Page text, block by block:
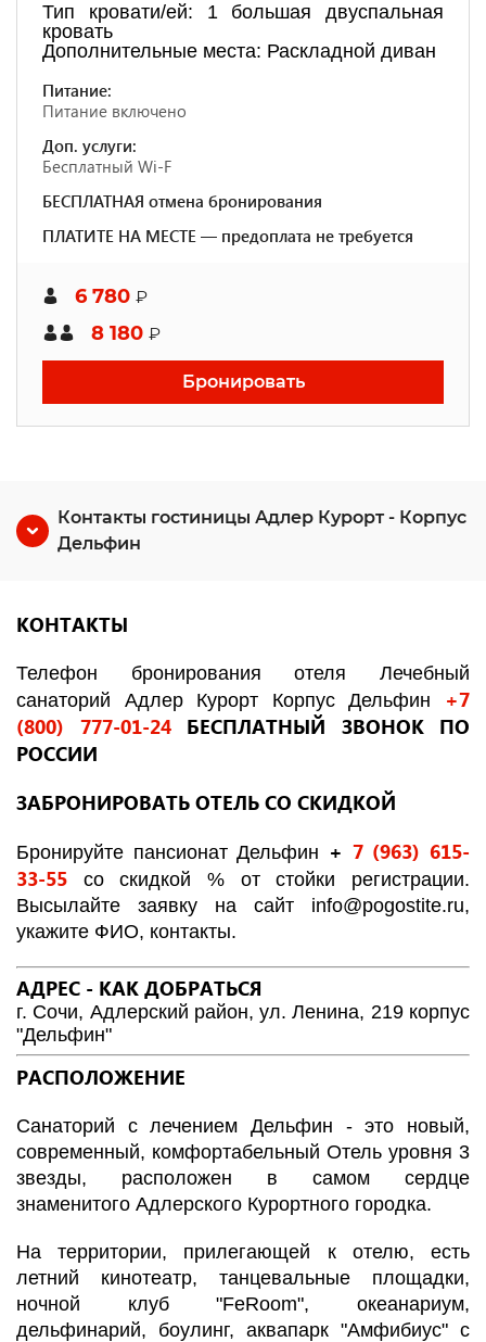
Тип кровати/ей: 1 большая двуспальная
кровать
Дополнительные места: Раскладной диван
Питание:
Питание включено
Доп. услуги:
Бесплатный Wi-F
БЕСПЛАТНАЯ отмена бронирования
ПЛАТИТЕ НА МЕСТЕ — предоплата не требуется
6 780 ₽
8 180 ₽
Бронировать
Контакты гостиницы Адлер Курорт - Корпус
Дельфин
КОНТАКТЫ
Телефон бронирования отеля Лечебный
санаторий Адлер Курорт Корпус Дельфин +7
(800) 777-01-24БЕСПЛАТНЫЙ ЗВОНОК ПО
РОССИИ
ЗАБРОНИРОВАТЬ ОТЕЛЬ СО СКИДКОЙ
Бронируйте пансионат Дельфин + 7 (963) 615-
33-55 со скидкой % от стойки регистрации.
Высылайте заявку на сайт info@pogostite.ru,
укажите ФИО, контакты.
АДРЕС - КАК ДОБРАТЬСЯ
г. Сочи, Адлерский район, ул. Ленина, 219 корпус
"Дельфин"
РАСПОЛОЖЕНИЕ
Санаторий с лечением Дельфин - это новый,
современный, комфортабельный Отель уровня 3
звезды, расположен в самом сердце
знаменитого Адлерского Курортного городка.
На территории, прилегающей к отелю, есть
летний кинотеатр, танцевальные площадки,
ночной клуб "FeRoom", океанариум,
дельфинарий, боулинг, аквапарк "Амфибиус" с